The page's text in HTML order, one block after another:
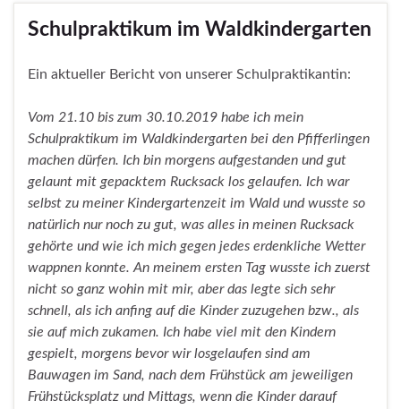
Schulpraktikum im Waldkindergarten
Ein aktueller Bericht von unserer Schulpraktikantin:
Vom 21.10 bis zum 30.10.2019 habe ich mein
Schulpraktikum im Waldkindergarten bei den Pfifferlingen
machen dürfen. Ich bin morgens aufgestanden und gut
gelaunt mit gepacktem Rucksack los gelaufen. Ich war
selbst zu meiner Kindergartenzeit im Wald und wusste so
natürlich nur noch zu gut, was alles in meinen Rucksack
gehörte und wie ich mich gegen jedes erdenkliche Wetter
wappnen konnte. An meinem ersten Tag wusste ich zuerst
nicht so ganz wohin mit mir, aber das legte sich sehr
schnell, als ich anfing auf die Kinder zuzugehen bzw., als
sie auf mich zukamen. Ich habe viel mit den Kindern
gespielt, morgens bevor wir losgelaufen sind am
Bauwagen im Sand, nach dem Frühstück am jeweiligen
Frühstücksplatz und Mittags, wenn die Kinder darauf